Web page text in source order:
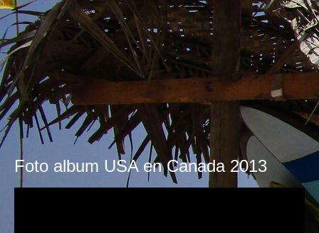
Foto album USA en Canada 2013